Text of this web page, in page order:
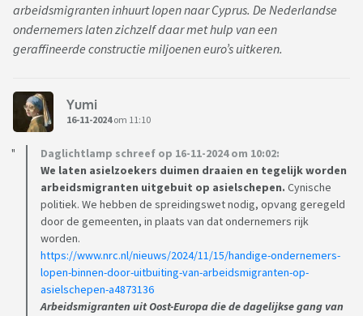
arbeidsmigranten inhuurt lopen naar Cyprus. De Nederlandse
ondernemers laten zichzelf daar met hulp van een
geraffineerde constructie miljoenen euro’s uitkeren.
Yumi
16-11-2024om 11:10
Daglichtlamp schreef op 16-11-2024 om 10:02:
We laten asielzoekers duimen draaien en tegelijk worden
arbeidsmigranten uitgebuit op asielschepen. Cynische
politiek. We hebben de spreidingswet nodig, opvang geregeld
door de gemeenten, in plaats van dat ondernemers rijk
worden.
https://www.nrc.nl/nieuws/2024/11/15/handige-ondernemers-
lopen-binnen-door-uitbuiting-van-arbeidsmigranten-op-
asielschepen-a4873136
Arbeidsmigranten uit Oost-Europa die de dagelijkse gang van